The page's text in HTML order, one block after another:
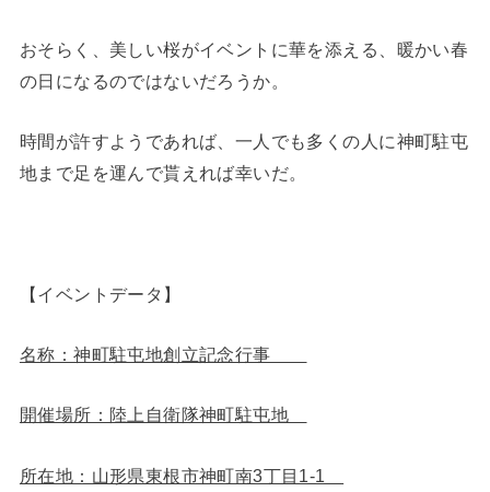
おそらく、美しい桜がイベントに華を添える、暖かい春
の日になるのではないだろうか。
時間が許すようであれば、一人でも多くの人に神町駐屯
地まで足を運んで貰えれば幸いだ。
【イベントデータ】
名称：神町駐屯地創立記念行事
開催場所：陸上自衛隊神町駐屯地
所在地：山形県東根市神町南3丁目1-1